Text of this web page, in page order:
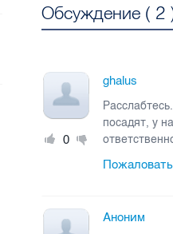
Обсуждение ( 2
0
ghalus
посадят, у
Аноним